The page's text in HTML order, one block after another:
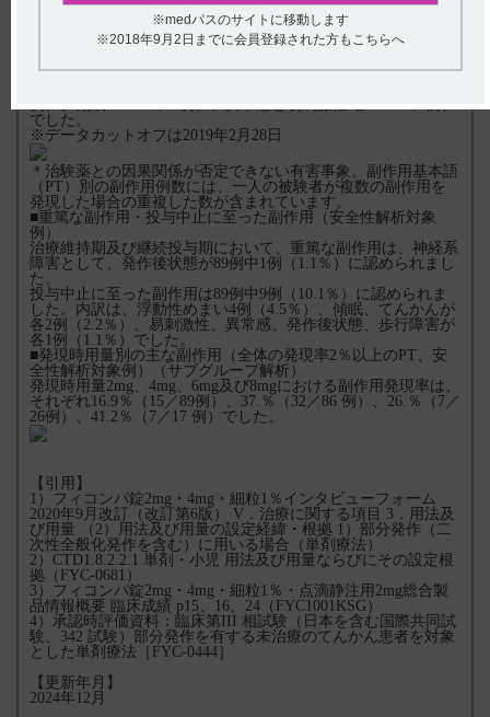
■副作用一覧（安全性解析対象例、データカットオフ
時点）
（56.2％）に認められました。
でした。
※データカットオフは2019年2月28日
＊治験薬との因果関係が否定できない有害事象。副作用基本語
（PT）別の副作用例数には、一人の被験者が複数の副作用を
発現した場合の重複した数が含まれています。
■重篤な副作用・投与中止に至った副作用（安全性解析対象
例）
治療維持期及び継続投与期において、重篤な副作用は、神経系
障害として、発作後状態が89例中1例（1.1％）に認められまし
た。
投与中止に至った副作用は89例中9例（10.1％）に認められま
した。内訳は、浮動性めまい4例（4.5％）、傾眠、てんかんが
各2例（2.2％）、易刺激性、異常感、発作後状態、歩行障害が
各1例（1.1％）でした。
■発現時用量別の主な副作用（全体の発現率2％以上のPT、安
全性解析対象例）（サブグループ解析）
発現時用量2mg、4mg、6mg及び8mgにおける副作用発現率は、
それぞれ16.9％（15／89例）、37.％（32／86 例）、26.％（7／
26例）、41.2％（7／17 例）でした。
【引用】
1）フィコンパ錠2mg・4mg・細粒1％インタビューフォーム
2020年9月改訂（改訂第6版） V．治療に関する項目 3．用法及
び用量 （2）用法及び用量の設定経緯・根拠 1）部分発作（二
次性全般化発作を含む）に用いる場合（単剤療法）
2）CTD1.8.2.2.1 単剤・小児 用法及び用量ならびにその設定根
拠（FYC-0681）
3）フィコンパ錠2mg・4mg・細粒1％・点滴静注用2mg総合製
品情報概要 臨床成績 p15、16、24（FYC1001KSG）
4）承認時評価資料：臨床第III 相試験（日本を含む国際共同試
験、342 試験）部分発作を有する未治療のてんかん患者を対象
とした単剤療法［FYC-0444］
【更新年月】
2024年12月
※medパスのサイトに移動します
※2018年9月2日までに会員登録された方もこちらへ